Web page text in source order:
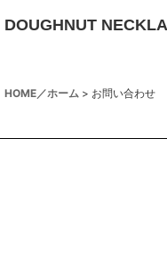
DOUGHNUT
HOME／ホーム > お問い合わせ